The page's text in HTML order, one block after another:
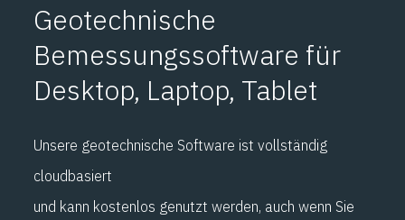
Geotechnische
Bemessungssoftware für
Desktop, Laptop, Tablet
Unsere geotechnische Software ist vollständig
cloudbasiert
und kann kostenlos genutzt werden, auch wenn Sie